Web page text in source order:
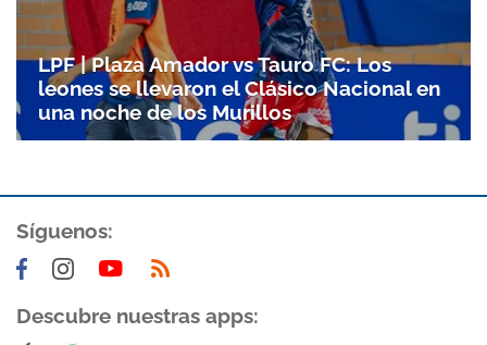
Gracias por suscribirte a nuestro boletín.
ACEPTAR
LPF | Plaza Amador vs Tauro FC: Los
leones se llevaron el Clásico Nacional en
una noche de los Murillos
Síguenos:
Descubre nuestras apps: